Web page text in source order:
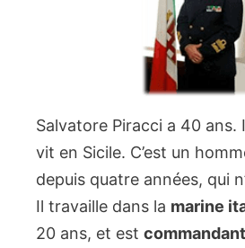
Salvatore Piracci a 40 ans.
vit en Sicile. C’est un
depuis quatre années, qui
Il travaille dans la marine
20 ans, et est commandant